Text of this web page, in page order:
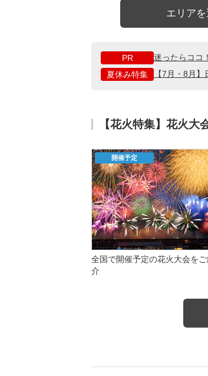
エリア
PR
迷ったらココ
夏休み特集
【7月・8月
【花火特集】花火大
開催予定
全国で開催予定の花火大会をご
介